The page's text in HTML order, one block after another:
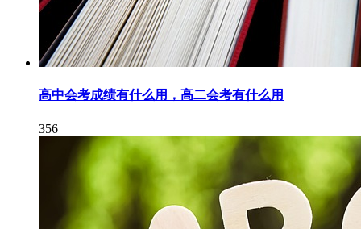
高中会考成绩有什么用，高二会考有什么用
356